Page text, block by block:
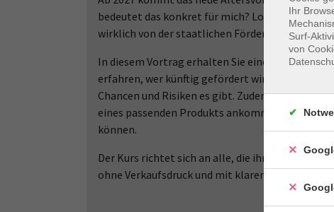
bedeutet das konkret für mich? Lohnt sich der
wirklich von der staatlichen Förderung
In diesem Vortrag erhalten Sie eine
erfahren, wer künftig gefördert wird (auch
Chancen und Risiken es gibt. Zudem
eines passenden Produkts ankommt – und wie
können.
Der Kurs richtet sich an alle, die ihre
ohne Verkaufsdruck und mit klarem Blick auf die
Ihr
Surf-
von